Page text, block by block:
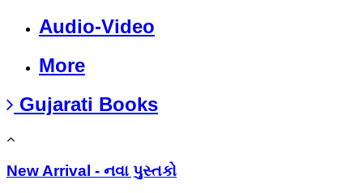
Audio-Video
More
Gujarati Books
New Arrival - નવા પુસ્તકો